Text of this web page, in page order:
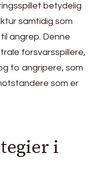
betydelig
samtidig som
til angrep. Denne
forsvarsspillere,
to angripere, som
som er
i